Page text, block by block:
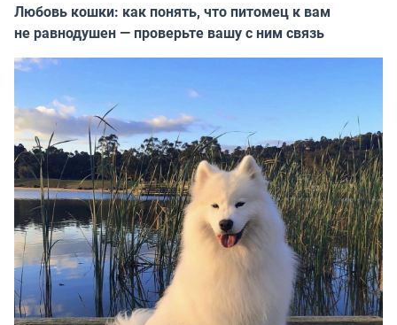
Любовь кошки: как понять, что питомец к вам
не равнодушен — проверьте вашу с ним связь